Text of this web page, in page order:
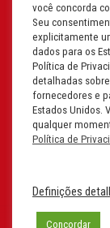
I.E:
Filial: Rua
B C D
Tabuleiro
Alagoas
CEP.
61.193.496/
Filial:
11990 N
você concorda
Seu
explicitamente
dados para os
Política de
detalhadas
fornecedores e
Estados Unidos.
qualquer
Política de
Definições
Concordar